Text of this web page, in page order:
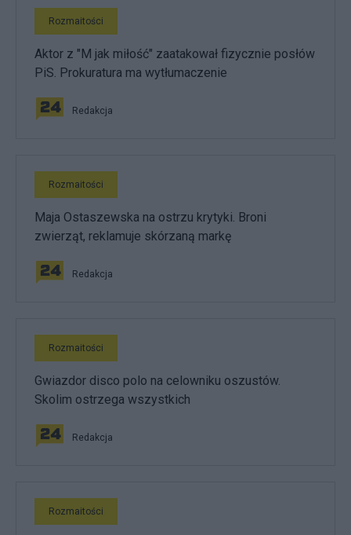
Rozmaitości
Aktor z "M jak miłość" zaatakował fizycznie posłów
PiS. Prokuratura ma wytłumaczenie
Redakcja
Rozmaitości
Maja Ostaszewska na ostrzu krytyki. Broni
zwierząt, reklamuje skórzaną markę
Redakcja
Rozmaitości
Gwiazdor disco polo na celowniku oszustów.
Skolim ostrzega wszystkich
Redakcja
Rozmaitości